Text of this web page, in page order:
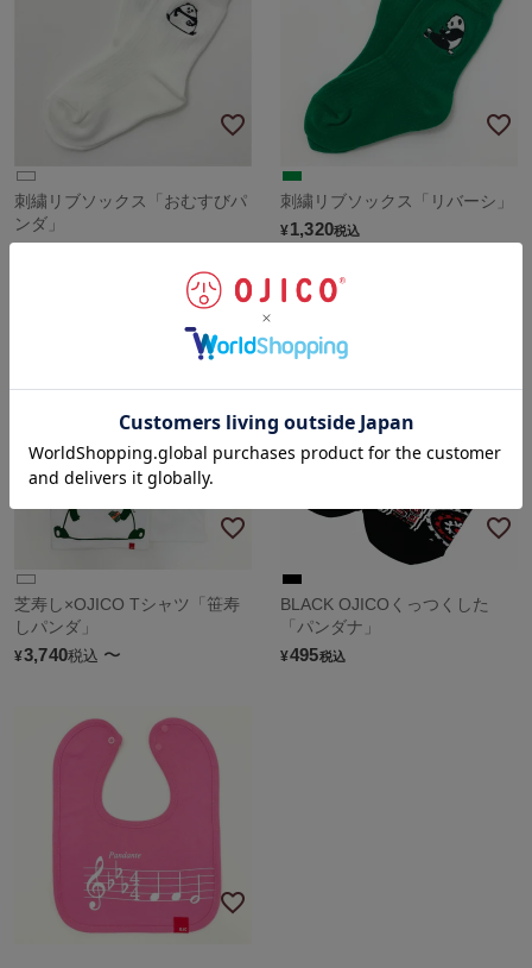
刺繍リブソックス「おむすびパ
ンダ」
刺繍リブソックス「リバーシ」
¥1,320税込
芝寿し×OJICO Tシャツ「笹寿
しパンダ」
¥3,740税込 〜
BLACK OJICOくっつくした
「パンダナ」
¥495税込